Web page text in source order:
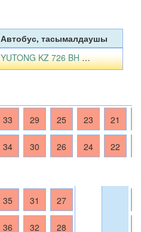
Автобус, тасымалдаушы
YUTONG KZ 726 BH 06, «ЛаВаТранс» ЖШС
33 29 25 23 21
34 30 26 24 22
35 31 27
36 32 28